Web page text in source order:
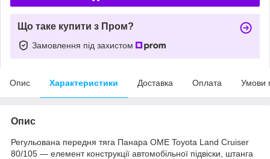
Що таке купити з Пром?
Замовлення під захистом
Опис Характеристики Доставка Оплата Умови
Опис
Регульована передня тяга Панара OME Toyota Land Cruiser
80/105 — елемент конструкції автомобільної підвіски, штанга